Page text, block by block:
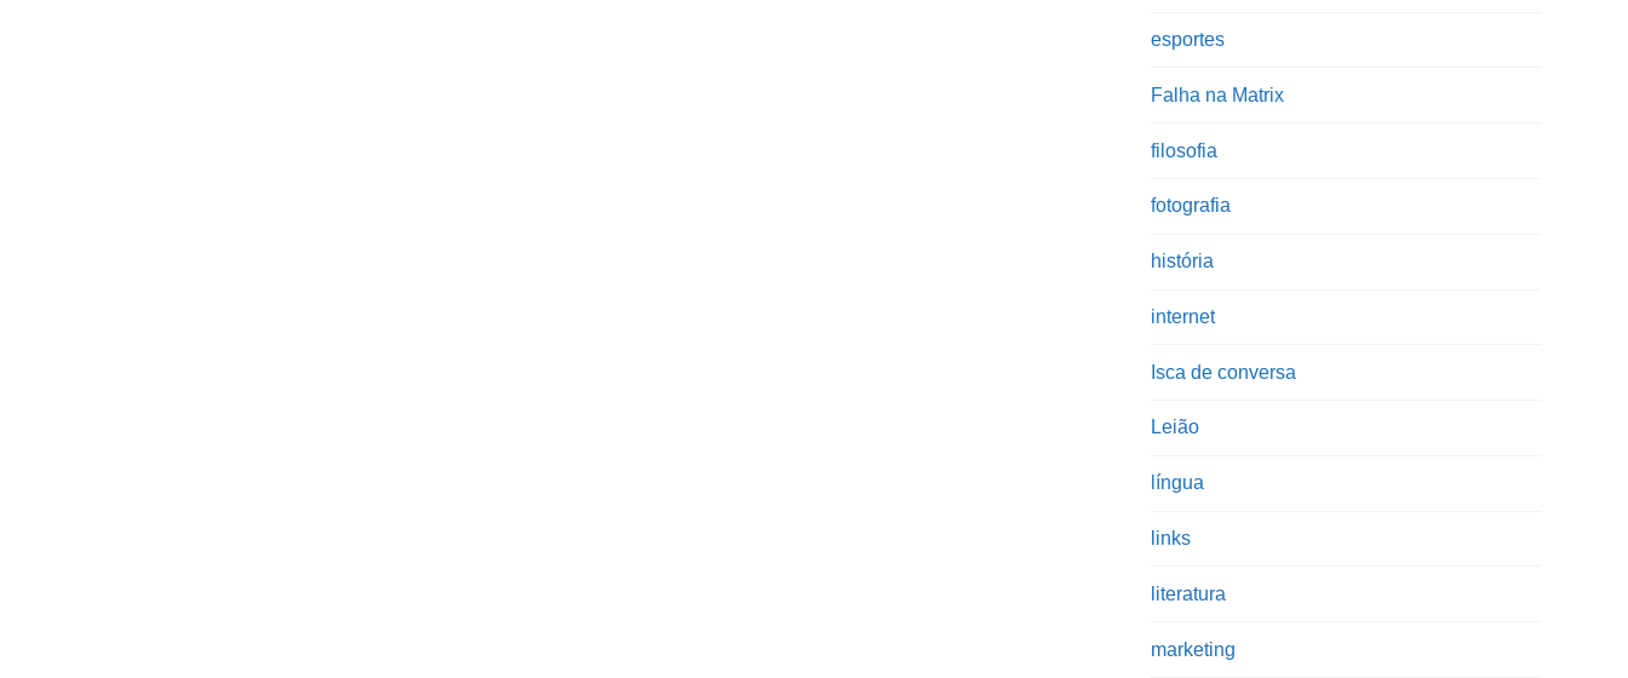
esportes
Falha na Matrix
filosofia
fotografia
história
internet
Isca de conversa
Leião
língua
links
literatura
marketing